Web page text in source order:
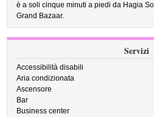
è a soli cinque minuti a piedi da Hagia
Grand Bazaar.
Servizi
Accessibilità disabili
Aria condizionata
Ascensore
Bar
Business center